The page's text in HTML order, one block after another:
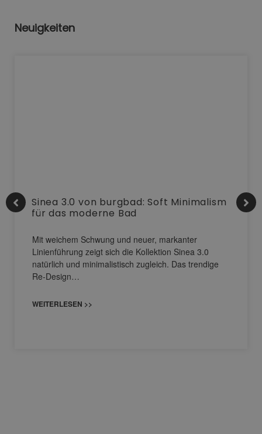
Neuigkeiten
Sinea 3.0 von burgbad: Soft Minimalism
für das moderne Bad
Mit weichem Schwung und neuer, markanter
Linienführung zeigt sich die Kollektion Sinea 3.0
natürlich und minimalistisch zugleich. Das trendige
Re-Design…
WEITERLESEN >>